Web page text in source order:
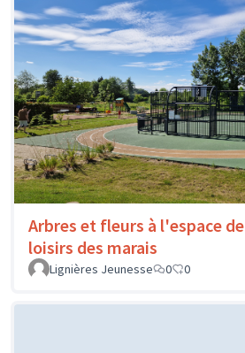
Arbres et fleurs à l'espace de
loisirs des marais
Lignières Jeunesse
0 0